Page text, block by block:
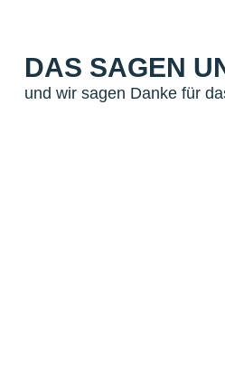
DAS SAGEN
und wir sagen Danke für